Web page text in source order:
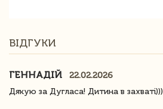
ВІДГУКИ
ГЕННАДІЙ
22.02.2026
Дякую за Дугласа! Дитина в захваті)))